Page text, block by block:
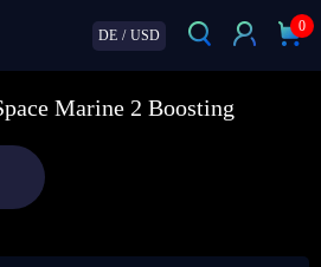
DE / USD
0
Marine 2 Boosting